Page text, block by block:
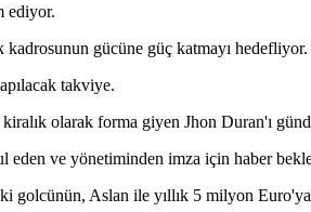
ediyor.
kadrosunun gücüne güç katmayı hedefliyor.
takviye.
olarak forma giyen Jhon Duran'ı
eden ve yönetiminden imza için haber
golcünün, Aslan ile yıllık 5 milyon Euro'ya